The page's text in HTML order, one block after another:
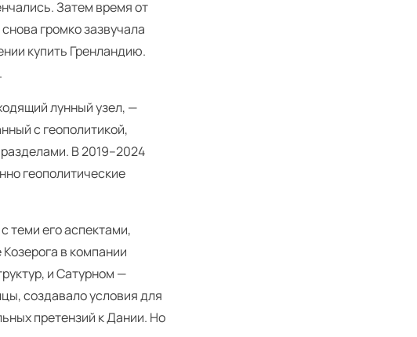
Затем время от
громко зазвучала
купить Гренландию.
лунный узел, —
с геополитикой,
В 2019–2024
геополитические
теми его аспектами,
в компании
и Сатурном —
создавало условия для
претензий к Дании. Но